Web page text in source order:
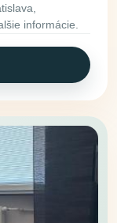
informácie.